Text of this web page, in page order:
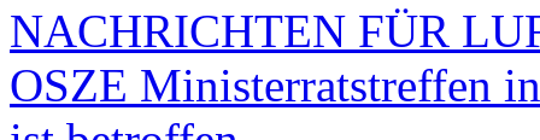
NACHRICHTEN FÜR
OSZE Ministerratstreffen